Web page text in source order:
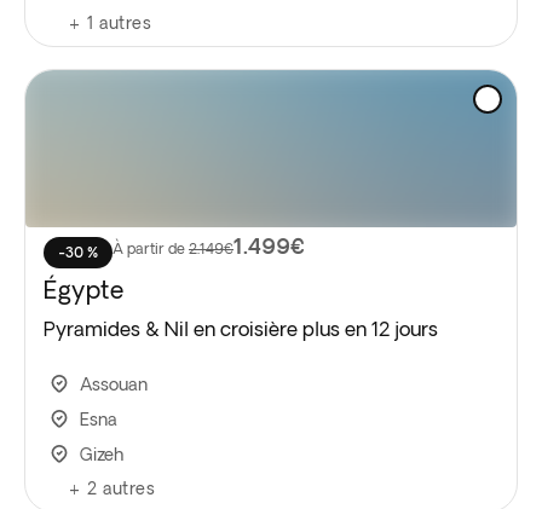
+ 1 autres
-30 % À partir de 2.149€1.499€
Égypte
Pyramides & Nil en croisière plus en 12 jours
Assouan
Esna
Gizeh
+ 2 autres